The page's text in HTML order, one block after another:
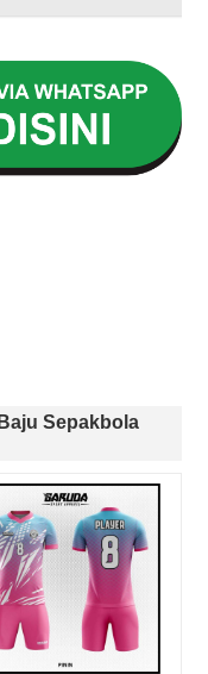
Sepakbola